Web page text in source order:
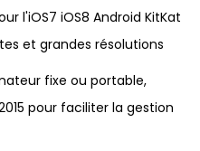
l'iOS7 iOS8 Android KitKat
et grandes résolutions
fixe ou portable,
pour faciliter la gestion